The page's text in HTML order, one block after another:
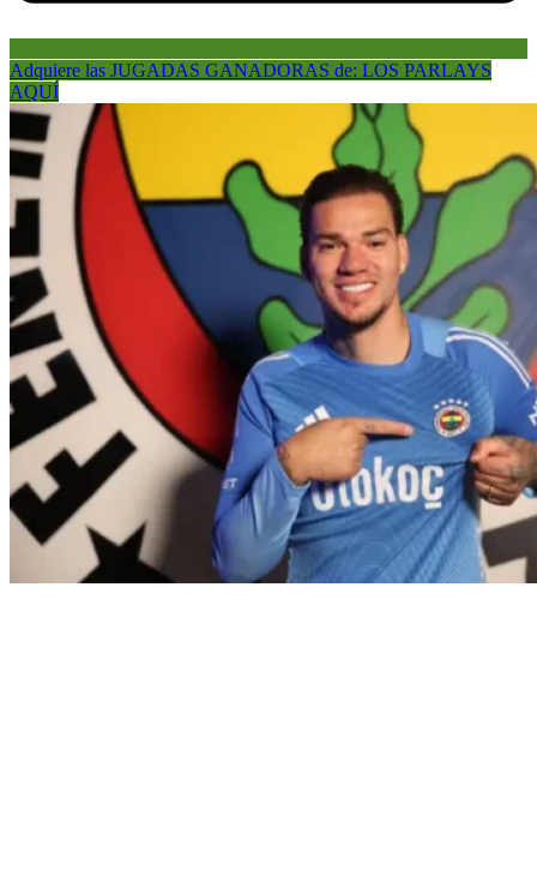
Adquiere las JUGADAS GANADORAS de: LOS PARLAYS
AQUÍ